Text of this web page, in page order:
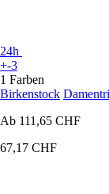
24h
+-3
1 Farben
Birkenstock
Ab 111,65 CHF
67,17 CHF